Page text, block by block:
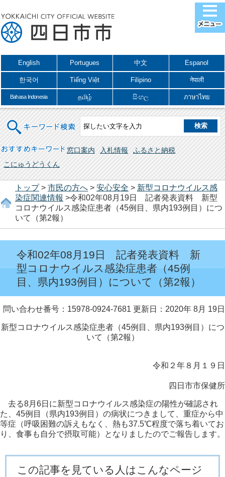
English Portugues 中文 Espanol
한국어 Tiếng Việt Filipino नेपाली
Bahasa Indonesia தமிழ் සිංහල ภาษาไทย
キーワード検索
おすすめキーワード 窓口案内 入札情報
ふるさと納税
こにゅうどうくん
トップ> 市民の方へ > 安心安全 > 新型コロナウイルス感
染症関連情報 >令和02年08月19日 記者発表資料 新型
コロナウイルス感染症患者（45例目、県内193例目）につ
いて（第2報）
令和02年08月19日 記者発表資料 新
型コロナウイルス感染症患者（45例
目、県内193例目）について（第2報）
問い合わせ番号：15978-0924-7681 更新日：2020年 8月 19日
新型コロナウイルス感染症患者（45例目、県内193例目）につ
いて（第2報）
令和２年８月１９日
四日市市保健所
去る8月6日に新型コロナウイルス感染症の陽性が確認され
た、45例目（県内193例目）の病状につきまして、重症から中
等症（呼吸困難の訴えもなく、熱も37.5℃程度で落ち着いてお
り、食事も自分で摂取可能）となりましたのでご報告します。
この記事を見ている人はこんなページ